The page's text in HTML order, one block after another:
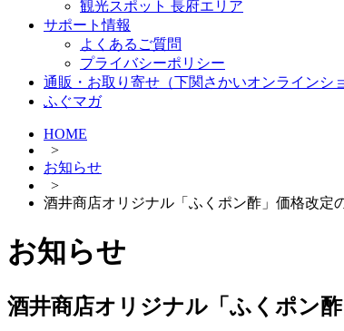
観光スポット 長府エリア
サポート情報
よくあるご質問
プライバシーポリシー
通販・お取り寄せ（下関さかいオンラインシ
ふぐマガ
HOME
>
お知らせ
>
酒井商店オリジナル「ふくポン酢」価格改定
お知らせ
酒井商店オリジナル「ふくポン